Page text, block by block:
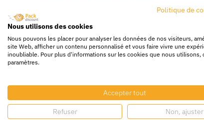
Il ne vous reste plus ensuite que la dernière
touche finale et votre maison est propre
Pour que votre sol soit correctement
frange ou une serpillère, et de mettre une
même façon, et certains sols ne supportent
Politique de
Nous utilisons des cookies
Nous pouvons les placer pour analyser les données de nos visiteurs,
site Web, afficher un contenu personnalisé et vous faire vivre une
inoubliable. Pour plus d'informations sur les cookies que nous utilisons,
paramètres.
Accepter tout
Refuser Non, ajuster